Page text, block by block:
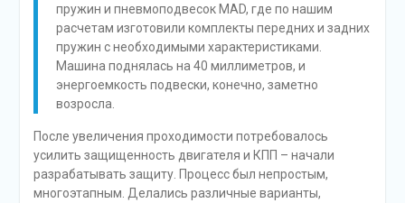
пружин и пневмоподвесок MAD, где по нашим
расчетам изготовили комплекты передних и задних
пружин с необходимыми характеристиками.
Машина поднялась на 40 миллиметров, и
энергоемкость подвески, конечно, заметно
возросла.
После увеличения проходимости потребовалось
усилить защищенность двигателя и КПП – начали
разрабатывать защиту. Процесс был непростым,
многоэтапным. Делались различные варианты,